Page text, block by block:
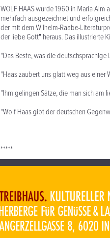
WOLF HAAS wurde 1960 in Maria
mehrfach ausgezeichnet und
der mit dem Wilhelm-Raabe-
der liebe Gott" heraus. Das illustrierte
"Das Beste, was die
"Haas zaubert uns glatt weg aus einer
"Ihm gelingen Sätze, die man sich am
"Wolf Haas gibt der deutschen
*****